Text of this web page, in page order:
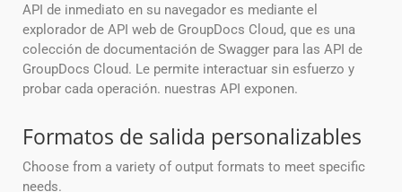
API de inmediato en su navegador es mediante el
explorador de API web de GroupDocs Cloud, que es una
colección de documentación de Swagger para las API de
GroupDocs Cloud. Le permite interactuar sin esfuerzo y
probar cada operación. nuestras API exponen.
Formatos de salida personalizables
Choose from a variety of output formats to meet specific
needs.